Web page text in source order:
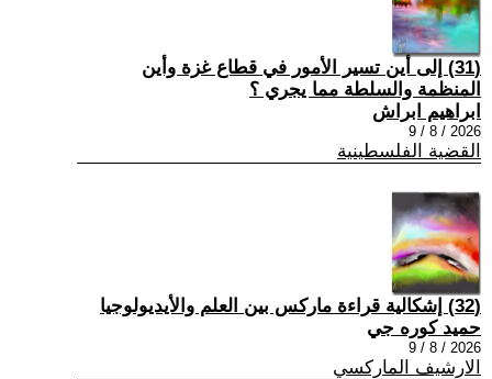
(31) إلى أين تسير الأمور في قطاع غزة وأين
المنظمة والسلطة مما يجري ؟
ابراهيم ابراش
2026 / 8 / 9
القضية الفلسطينية
(32) إشكالية قراءة ماركس بين العلم والأيديولوجيا
حميد كوره جي
2026 / 8 / 9
الارشيف الماركسي